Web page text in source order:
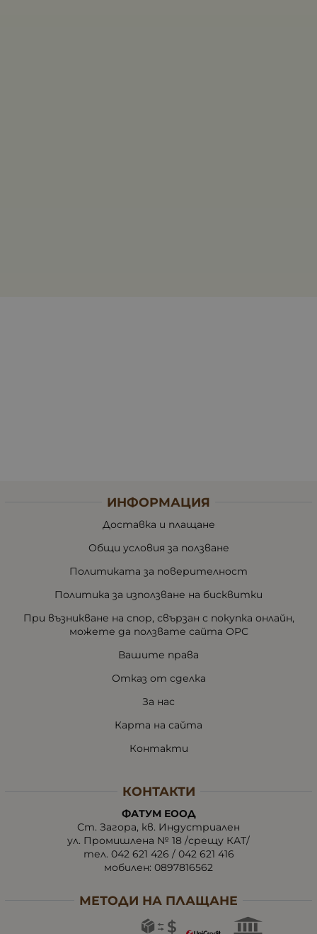
ИНФОРМАЦИЯ
Доставка и плащане
Общи условия за ползване
Политиката за поверителност
Политика за използване на бисквитки
При възникване на спор, свързан с покупка онлайн,
можете да ползвате сайта ОРС
Вашите права
Отказ от сделка
За нас
Карта на сайта
Контакти
КОНТАКТИ
ФАТУМ ЕООД
Ст. Загора, кв. Индустриален
ул. Промишлена № 18 /срещу КАТ/
тел. 042 621 426 / 042 621 416
мобилен: 0897816562
МЕТОДИ НА ПЛАЩАНЕ